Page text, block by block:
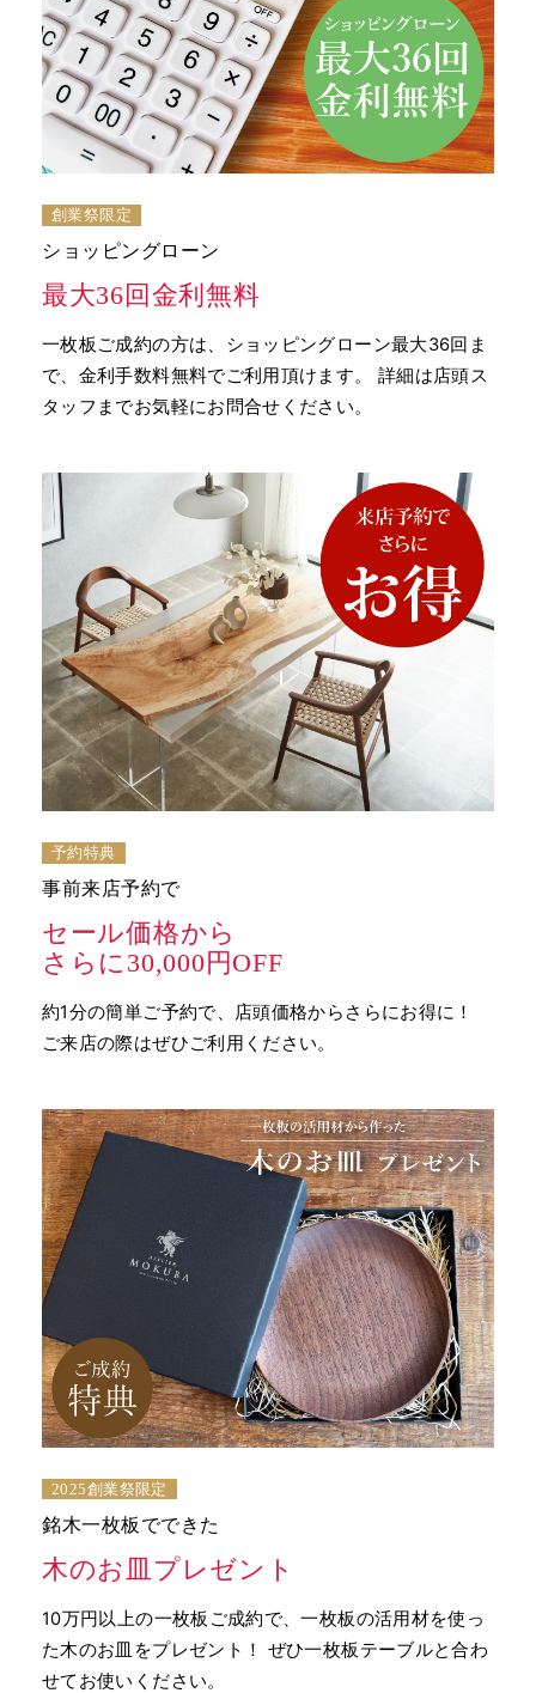
創業祭限定
ショッピングローン
最大36回金利無料
一枚板ご成約の方は、ショッピングローン最大36回ま
で、金利手数料無料でご利用頂けます。 詳細は店頭ス
タッフまでお気軽にお問合せください。
予約特典
事前来店予約で
セール価格から
さらに30,000円OFF
約1分の簡単ご予約で、店頭価格からさらにお得に！
ご来店の際はぜひご利用ください。
2025創業祭限定
銘木一枚板でできた
木のお皿プレゼント
10万円以上の一枚板ご成約で、一枚板の活用材を使っ
た木のお皿をプレゼント！ ぜひ一枚板テーブルと合わ
せてお使いください。